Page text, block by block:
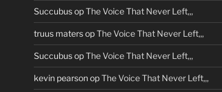
SuccubusopThe Voice That Never Left,,,
truus matersopThe Voice That Never Left,,,
SuccubusopThe Voice That Never Left,,,
kevin pearsonopThe Voice That Never Left,,,